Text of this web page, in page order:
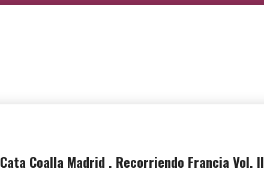
Cata Coalla Madrid . Recorriendo Francia Vol. II